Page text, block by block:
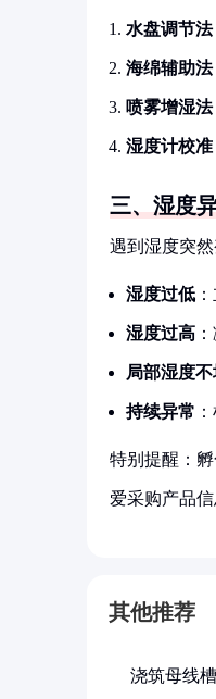
水盘调节法
海绵辅助法
喷雾增湿法
湿度计校准
三、湿度
遇到湿度突
湿度过低
湿度过高
局部湿度
持续异常
特别提醒：
爱采购产品
其他推荐
浇筑母线